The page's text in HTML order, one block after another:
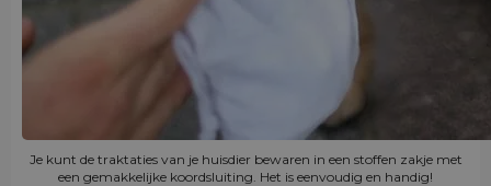
Je kunt de traktaties van je huisdier bewaren in een stoffen zakje met
een gemakkelijke koordsluiting. Het is eenvoudig en handig!